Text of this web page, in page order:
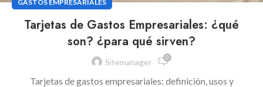
GASTOS EMPRESARIALES
Tarjetas de Gastos Empresariales: ¿qué
son? ¿para qué sirven?
Sitemanager 0
Tarjetas de gastos empresariales: definición, usos y